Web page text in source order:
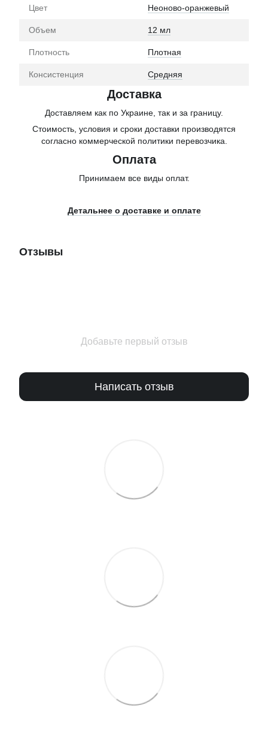
Цвет Неоново-оранжевый
Объем 12 мл
Плотность Плотная
Консистенция Средняя
Доставка
Доставляем как по Украине, так и за границу.
Стоимость, условия и сроки доставки производятся
согласно коммерческой политики перевозчика.
Оплата
Принимаем все виды оплат.
Детальнее о доставке и оплате
Отзывы
Добавьте первый отзыв
Написать отзыв